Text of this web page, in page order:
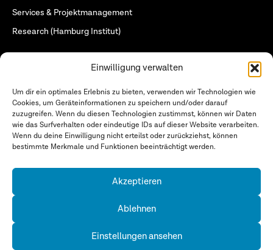
Einwilligung verwalten
Um dir ein optimales Erlebnis zu bieten, verwenden wir Technologien wie
Cookies, um Geräteinformationen zu speichern und/oder darauf
zuzugreifen. Wenn du diesen Technologien zustimmst, können wir Daten
wie das Surfverhalten oder eindeutige IDs auf dieser Website verarbeiten.
Wenn du deine Einwilligung nicht erteilst oder zurückziehst, können
bestimmte Merkmale und Funktionen beeinträchtigt werden.
Akzeptieren
Ablehnen
Einstellungen ansehen
Services & Projektmanagement
Research (Hamburg Institut)
Who we are
What we do
Who we work for
Datenschutzerklärung
Cookie-Richtlinie (EU)